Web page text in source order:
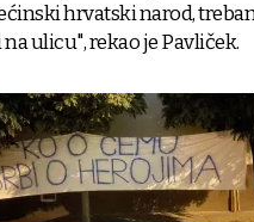
hrvatski narod,
ulicu", rekao je Pavliček.